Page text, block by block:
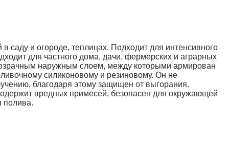
саду и огороде, теплицах. Подходит для интенсивного
для частного дома, дачи, фермерских и аграрных
наружным слоем, между которыми армирован
силиконовому и резиновому. Он не
благодаря этому защищен от выгорания.
вредных примесей, безопасен для окружающей
полива.